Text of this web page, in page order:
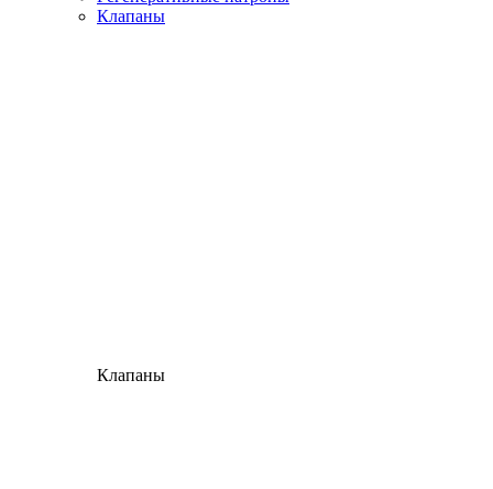
Клапаны
Клапаны